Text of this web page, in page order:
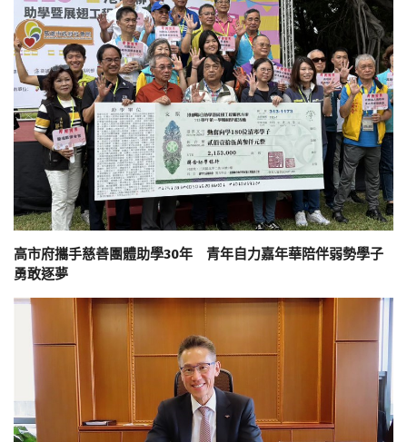
高市府攜手慈善團體助學30年 青年自力嘉年華陪伴弱勢學子
勇敢逐夢